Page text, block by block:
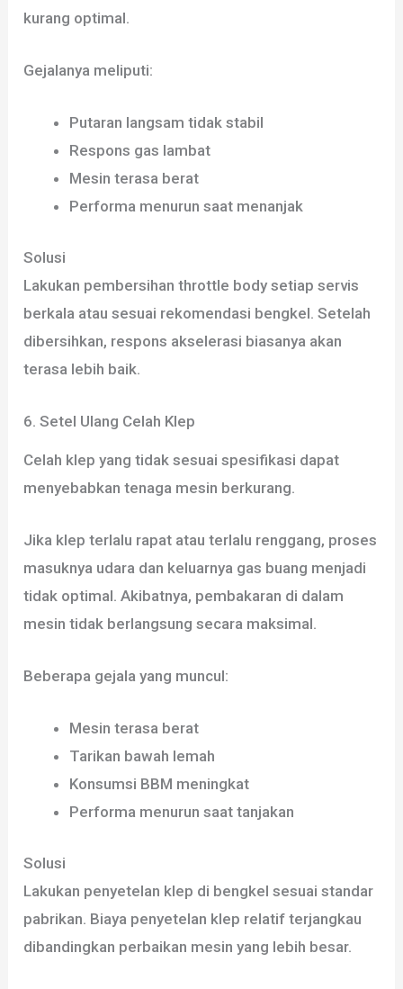
kurang optimal.
Gejalanya meliputi:
Putaran langsam tidak stabil
Respons gas lambat
Mesin terasa berat
Performa menurun saat menanjak
Solusi
Lakukan pembersihan throttle body setiap servis
berkala atau sesuai rekomendasi bengkel. Setelah
dibersihkan, respons akselerasi biasanya akan
terasa lebih baik.
6. Setel Ulang Celah Klep
Celah klep yang tidak sesuai spesifikasi dapat
menyebabkan tenaga mesin berkurang.
Jika klep terlalu rapat atau terlalu renggang, proses
masuknya udara dan keluarnya gas buang menjadi
tidak optimal. Akibatnya, pembakaran di dalam
mesin tidak berlangsung secara maksimal.
Beberapa gejala yang muncul:
Mesin terasa berat
Tarikan bawah lemah
Konsumsi BBM meningkat
Performa menurun saat tanjakan
Solusi
Lakukan penyetelan klep di bengkel sesuai standar
pabrikan. Biaya penyetelan klep relatif terjangkau
dibandingkan perbaikan mesin yang lebih besar.